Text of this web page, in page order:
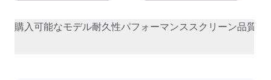
購入可能なモデル耐久性パフォーマンススクリーン品質